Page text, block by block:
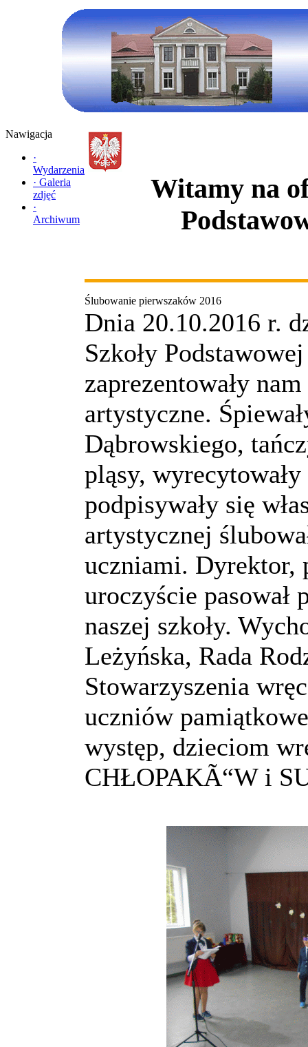
Nawigacja
·
Wydarzenia
· Galeria
zdjęć
·
Archiwum
Witamy na
Ślubowanie pierwszaków 2016
Dnia 20.10.2016 r.
Szkoły
zaprezentowały
artystyczne.
Dąbrowskiego,
pląsy,
podpisywały się
artystycznej
uczniami. Dyrektor,
uroczyście pasował
naszej szkoły.
Leżyńska, Rada
Stowarzyszenia
uczniów
występ, dzieciom
CHŁOPAKÃ“W i